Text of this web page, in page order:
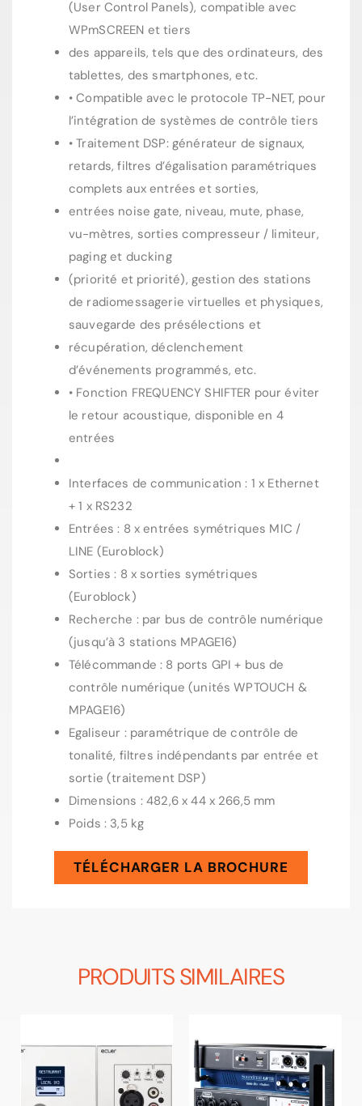
(User Control Panels), compatible avec
WPmSCREEN et tiers
des appareils, tels que des ordinateurs, des
tablettes, des smartphones, etc.
• Compatible avec le protocole TP-NET, pour
l’intégration de systèmes de contrôle tiers
• Traitement DSP: générateur de signaux,
retards, filtres d’égalisation paramétriques
complets aux entrées et sorties,
entrées noise gate, niveau, mute, phase,
vu-mètres, sorties compresseur / limiteur,
paging et ducking
(priorité et priorité), gestion des stations
de radiomessagerie virtuelles et physiques,
sauvegarde des présélections et
récupération, déclenchement
d’événements programmés, etc.
• Fonction FREQUENCY SHIFTER pour éviter
le retour acoustique, disponible en 4
entrées
Interfaces de communication : 1 x Ethernet
+ 1 x RS232
Entrées : 8 x entrées symétriques MIC /
LINE (Euroblock)
Sorties : 8 x sorties symétriques
(Euroblock)
Recherche : par bus de contrôle numérique
(jusqu’à 3 stations MPAGE16)
Télécommande : 8 ports GPI + bus de
contrôle numérique (unités WPTOUCH &
MPAGE16)
Egaliseur : paramétrique de contrôle de
tonalité, filtres indépendants par entrée et
sortie (traitement DSP)
Dimensions : 482,6 x 44 x 266,5 mm
Poids : 3,5 kg
TÉLÉCHARGER LA BROCHURE
PRODUITS SIMILAIRES